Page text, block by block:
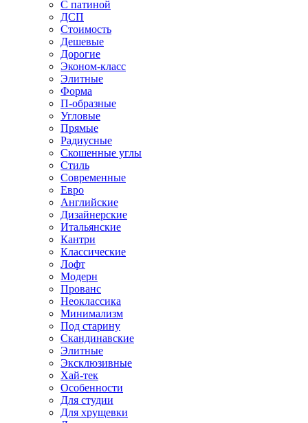
С патиной
ДСП
Стоимость
Дешевые
Дорогие
Эконом-класс
Элитные
Форма
П-образные
Угловые
Прямые
Радиусные
Скошенные углы
Стиль
Современные
Евро
Английские
Дизайнерские
Итальянские
Кантри
Классические
Лофт
Модерн
Прованс
Неоклассика
Минимализм
Под старину
Скандинавские
Элитные
Эксклюзивные
Хай-тек
Особенности
Для студии
Для хрущевки